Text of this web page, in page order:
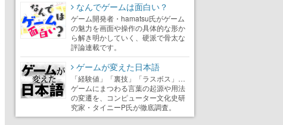
なんでゲームは面白い？
ゲーム開発者・hamatsu氏がゲーム
の魅力を画面や操作の具体的な形か
ら解き明かしていく、硬派で骨太な
評論連載です。
ゲームが変えた日本語
「経験値」「裏技」「ラスボス」…
ゲームにまつわる言葉の起源や用法
の変遷を、コンピューター文化史研
究家・タイニーP氏が徹底調査。